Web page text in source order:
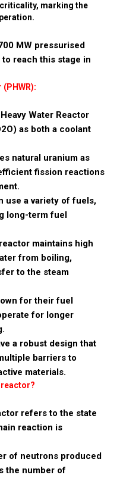
criticality, marking the
MW pressurised
to reach this stage in
Water Reactor
as both a coolant
natural uranium as
fission reactions
use a variety of fuels,
long-term fuel
maintains high
from boiling,
to the steam
for their fuel
for longer
a robust design that
barriers to
materials.
refers to the state
reaction is
of neutrons produced
the number of